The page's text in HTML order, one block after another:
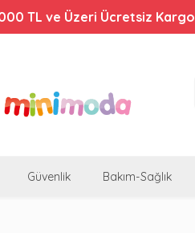
TL ve Üzeri Ücretsiz Kargo
Güvenlik Bakım-Sağlık